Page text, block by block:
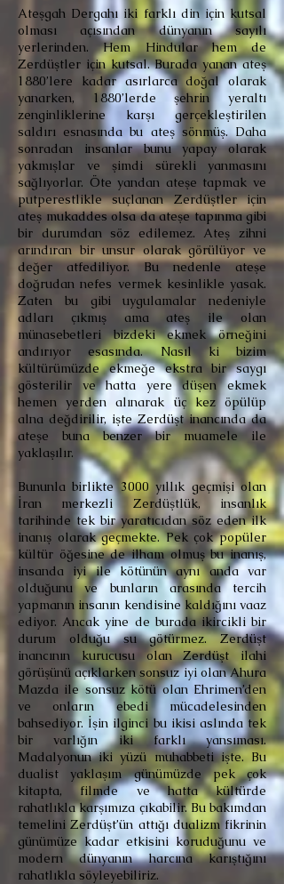
Ateşgah Dergahı iki farklı din için kutsal
olması açısından dünyanın sayılı
yerlerinden. Hem Hindular hem de
Zerdüştler için kutsal. Burada yanan ateş
1880’lere kadar asırlarca doğal olarak
yanarken, 1880’lerde şehrin yeraltı
zenginliklerine karşı gerçekleştirilen
saldırı esnasında bu ateş sönmüş. Daha
sonradan insanlar bunu yapay olarak
yakmışlar ve şimdi sürekli yanmasını
sağlıyorlar. Öte yandan ateşe tapmak ve
putperestlikle suçlanan Zerdüştler için
ateş mukaddes olsa da ateşe tapınma gibi
bir durumdan söz edilemez. Ateş zihni
arındıran bir unsur olarak görülüyor ve
değer atfediliyor. Bu nedenle ateşe
doğrudan nefes vermek kesinlikle yasak.
Zaten bu gibi uygulamalar nedeniyle
adları çıkmış ama ateş ile olan
münasebetleri bizdeki ekmek örneğini
andırıyor esasında. Nasıl ki bizim
kültürümüzde ekmeğe ekstra bir saygı
gösterilir ve hatta yere düşen ekmek
hemen yerden alınarak üç kez öpülüp
alna değdirilir, işte Zerdüşt inancında da
ateşe buna benzer bir muamele ile
yaklaşılır.
Bununla birlikte 3000 yıllık geçmişi olan
İran merkezli Zerdüştlük, insanlık
tarihinde tek bir yaratıcıdan söz eden ilk
inanış olarak geçmekte. Pek çok popüler
kültür öğesine de ilham olmuş bu inanış,
insanda iyi ile kötünün aynı anda var
olduğunu ve bunların arasında tercih
yapmanın insanın kendisine kaldığını vaaz
ediyor. Ancak yine de burada ikircikli bir
durum olduğu su götürmez. Zerdüşt
inancının kurucusu olan Zerdüşt ilahi
görüşünü açıklarken sonsuz iyi olan Ahura
Mazda ile sonsuz kötü olan Ehrimen’den
ve onların ebedi mücadelesinden
bahsediyor. İşin ilginci bu ikisi aslında tek
bir varlığın iki farklı yansıması.
Madalyonun iki yüzü muhabbeti işte. Bu
dualist yaklaşım günümüzde pek çok
kitapta, filmde ve hatta kültürde
rahatlıkla karşımıza çıkabilir. Bu bakımdan
temelini Zerdüşt’ün attığı dualizm fikrinin
günümüze kadar etkisini koruduğunu ve
modern dünyanın harcına karıştığını
rahatlıkla söyleyebiliriz.